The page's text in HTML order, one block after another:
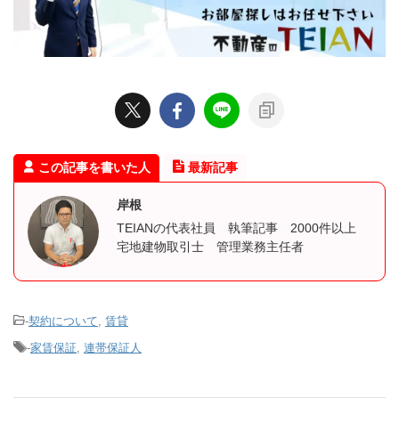
この記事を書いた人 最新記事
岸根
TEIANの代表社員 執筆記事 2000件以上
宅地建物取引士 管理業務主任者
-契約について, 賃貸
-家賃保証, 連帯保証人